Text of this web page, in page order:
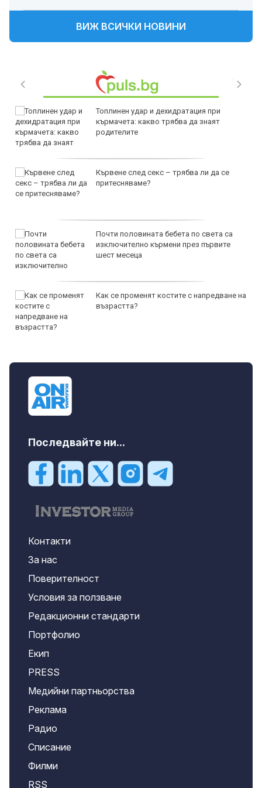
ВИЖ ВСИЧКИ НОВИНИ
Топлинен удар и дехидратация при
кърмачета: какво трябва да знаят
родителите
Кървене след секс – трябва ли да се
притесняваме?
Почти половината бебета по света са
изключително кърмени през първите
шест месеца
Как се променят костите с напредване на
възрастта?
Последвайте ни...
Контакти
За нас
Поверителност
Условия за ползване
Редакционни стандарти
Портфолио
Екип
PRESS
Медийни партньорства
Реклама
Радио
Списание
Филми
RSS